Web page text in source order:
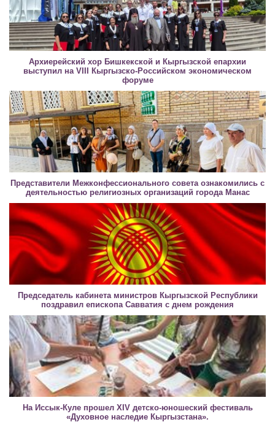
Архиерейский хор Бишкекской и Кыргызской епархии
выступил на VIII Кыргызско-Российском экономическом
форуме
Представители Межконфессионального совета ознакомились с
деятельностью религиозных организаций города Манас
Председатель кабинета министров Кыргызской Республики
поздравил епископа Савватия с днем рождения
На Иссык-Куле прошел XIV детско-юношеский фестиваль
«Духовное наследие Кыргызстана».